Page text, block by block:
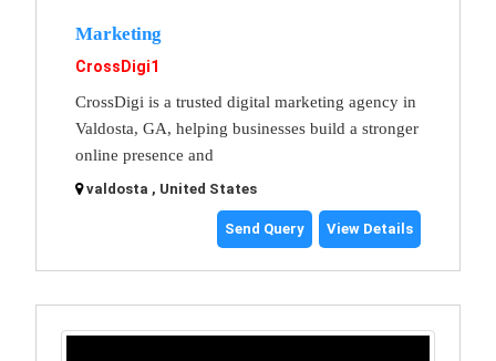
Marketing
CrossDigi1
CrossDigi is a trusted digital marketing agency in
Valdosta, GA, helping businesses build a stronger
online presence and
valdosta , United States
Send Query View Details